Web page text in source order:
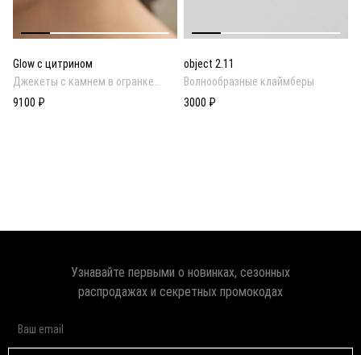
Glow с цитрином
Джекеты с камнем в огранке
кушон в золотом покрытии
9100 ₽
object 2.11
Волнообразные клаймберы
3000 ₽
Узнавайте первыми о новинках, сезонных
распродажах и секретных промокодах